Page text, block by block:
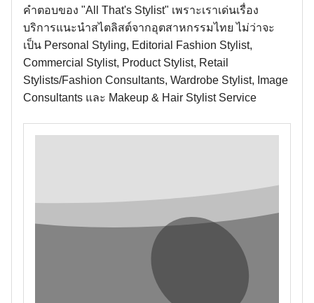
คำตอบของ "All That's Stylist" เพราะเราเด่นเรื่อง
บริการแนะนำสไตลิสต์จากอุตสาหกรรมไทย ไม่ว่าจะ
เป็น Personal Styling, Editorial Fashion Stylist,
Commercial Stylist, Product Stylist, Retail
Stylists/Fashion Consultants, Wardrobe Stylist, Image
Consultants และ Makeup & Hair Stylist Service